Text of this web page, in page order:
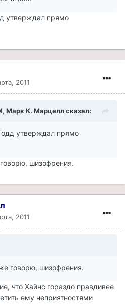
утверждал прямо
2011
Марк К. Марцелл сказал:
утверждал прямо
шизофрения.
2011
говорю, шизофрения.
что Хайнс гораздо правдивее
ему неприятностями